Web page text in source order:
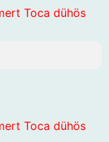
Toca dühös
Toca dühös